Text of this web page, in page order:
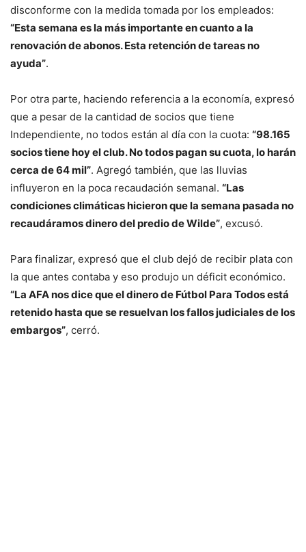
disconforme con la medida tomada por los empleados:
“Esta semana es la más importante en cuanto a la
renovación de abonos. Esta retención de tareas no
ayuda”.
Por otra parte, haciendo referencia a la economía, expresó
que a pesar de la cantidad de socios que tiene
Independiente, no todos están al día con la cuota: “98.165
socios tiene hoy el club. No todos pagan su cuota, lo harán
cerca de 64 mil”. Agregó también, que las lluvias
influyeron en la poca recaudación semanal. “Las
condiciones climáticas hicieron que la semana pasada no
recaudáramos dinero del predio de Wilde”, excusó.
Para finalizar, expresó que el club dejó de recibir plata con
la que antes contaba y eso produjo un déficit económico.
“La AFA nos dice que el dinero de Fútbol Para Todos está
retenido hasta que se resuelvan los fallos judiciales de los
embargos”, cerró.